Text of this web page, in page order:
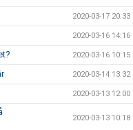
2020-03-17 20:33
2020-03-16 14:16
2020-03-16 10:15
2020-03-14 13:32
2020-03-13 12:00
2020-03-13 10:18